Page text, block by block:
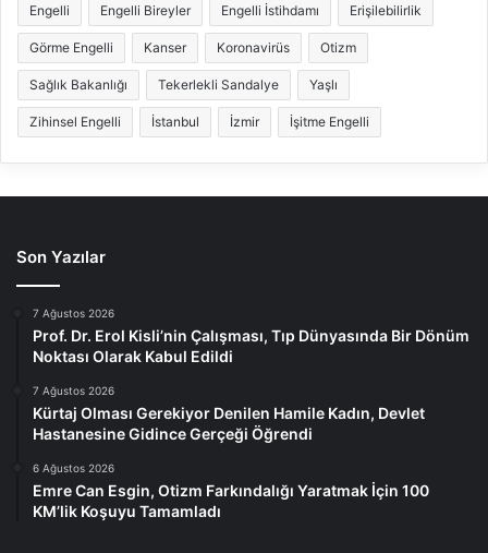
Engelli Engelli Bireyler Engelli İstihdamı Erişilebilirlik
Görme Engelli Kanser Koronavirüs Otizm
Sağlık Bakanlığı Tekerlekli Sandalye Yaşlı
Zihinsel Engelli İstanbul İzmir İşitme Engelli
Son Yazılar
7 Ağustos 2026
Prof. Dr. Erol Kisli’nin Çalışması, Tıp Dünyasında Bir Dönüm
Noktası Olarak Kabul Edildi
7 Ağustos 2026
Kürtaj Olması Gerekiyor Denilen Hamile Kadın, Devlet
Hastanesine Gidince Gerçeği Öğrendi
6 Ağustos 2026
Emre Can Esgin, Otizm Farkındalığı Yaratmak İçin 100
KM’lik Koşuyu Tamamladı